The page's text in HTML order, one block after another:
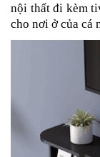
nội thất đi kèm
cho nơi ở của cá